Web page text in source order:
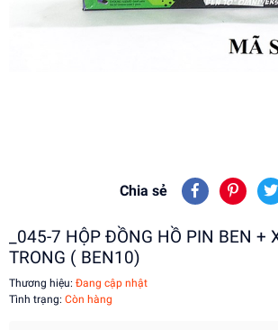
Chia sẻ
_045-7 HỘP ĐỒNG HỒ PIN BEN +
TRONG ( BEN10)
Thương hiệu: Đang cập nhật
Tình trạng: Còn hàng